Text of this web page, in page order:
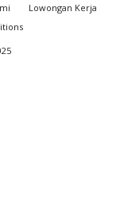
Lowongan Kerja